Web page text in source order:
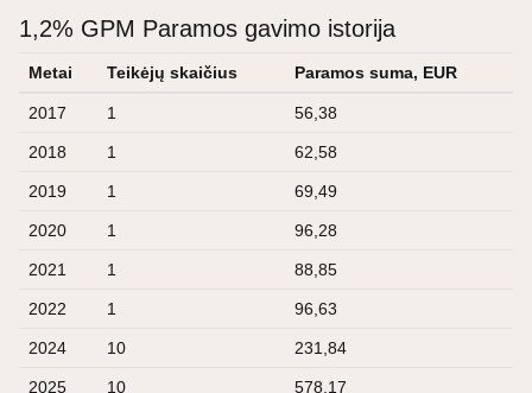
1,2% GPM Paramos gavimo istorija
Metai Teikėjų skaičius Paramos suma, EUR
2017 1 56,38
2018 1 62,58
2019 1 69,49
2020 1 96,28
2021 1 88,85
2022 1 96,63
2024 10 231,84
2025 10 578,17